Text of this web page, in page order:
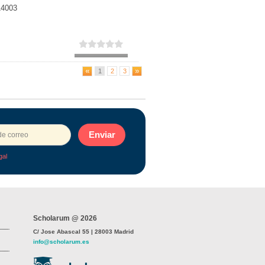
1 2 3
Enviar
Scholarum @ 2026
C/ Jose Abascal 55 | 28003 Madrid
info@scholarum.es